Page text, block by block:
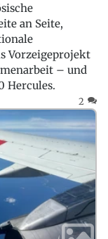
an Seite,
Vorzeigeprojekt
– und
Hercules.
2